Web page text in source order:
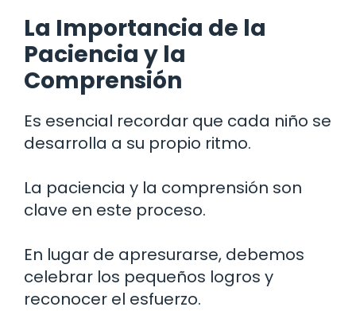
La Importancia de la
Paciencia y la
Comprensión
Es esencial recordar que cada niño se
desarrolla a su propio ritmo.
La paciencia y la comprensión son
clave en este proceso.
En lugar de apresurarse, debemos
celebrar los pequeños logros y
reconocer el esfuerzo.